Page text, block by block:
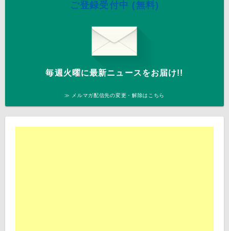
ご登録受付中 (無料)
毎週火曜に最新ニュースをお届け!!
≫ メルマガ配信先の変更・解除はこちら